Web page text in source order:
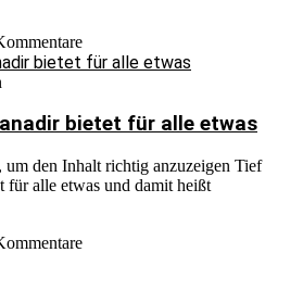
bietet für alle etwas
den Inhalt richtig anzuzeigen Tief
für alle etwas und damit heißt